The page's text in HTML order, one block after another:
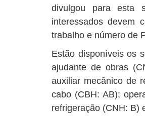
divulgou para esta
interessados devem
trabalho e número de
Estão disponíveis os
ajudante de obras
auxiliar mecânico de
cabo (CBH: AB);
refrigeração (CNH: B)